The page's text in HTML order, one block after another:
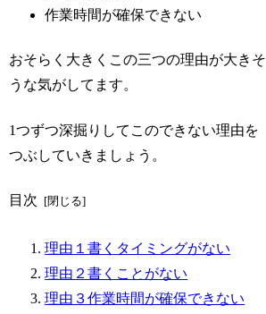
作業時間が確保できない
おそらく大きくこの三つの理由が大きそ
うな気がしてます。
1つずつ深掘りしてこのできない理由を
つぶしていきましょう。
目次
理由１書くタイミングがない
理由２書くことがない
理由３作業時間が確保できない